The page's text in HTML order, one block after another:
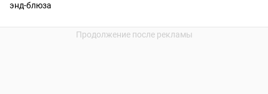
энд-блюза